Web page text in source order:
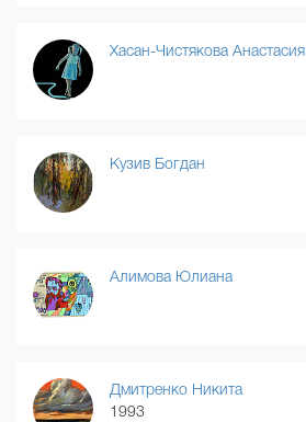
Хасан-Чистякова Анастасия
Кузив Богдан
Алимова Юлиана
Дмитренко Никита
1993